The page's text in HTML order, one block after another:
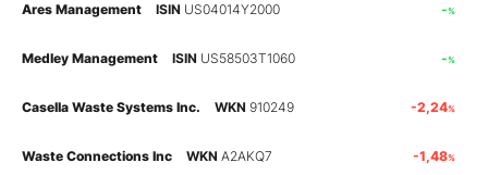
Folgen Sie uns
Ares Management ISIN US04014Y2000 -%
Medley Management ISIN US58503T1060 -%
Casella Waste Systems Inc. WKN 910249 -2,24%
Waste Connections Inc WKN A2AKQ7 -1,48%